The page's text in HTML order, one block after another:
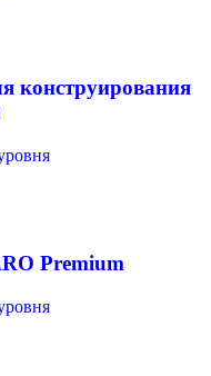
конструирования
Premium